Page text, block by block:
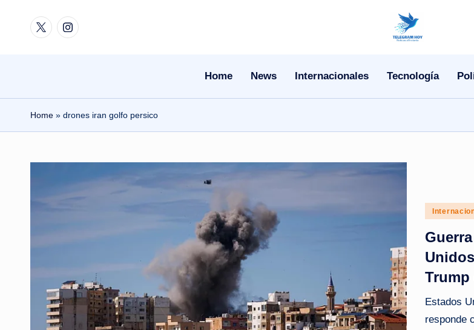
TwitterInstagram
N
e
e
|
N
o
ti
Home News Internacionales Tecnología
Home » drones iran golfo persico
Posted
Trump
Estados
responde